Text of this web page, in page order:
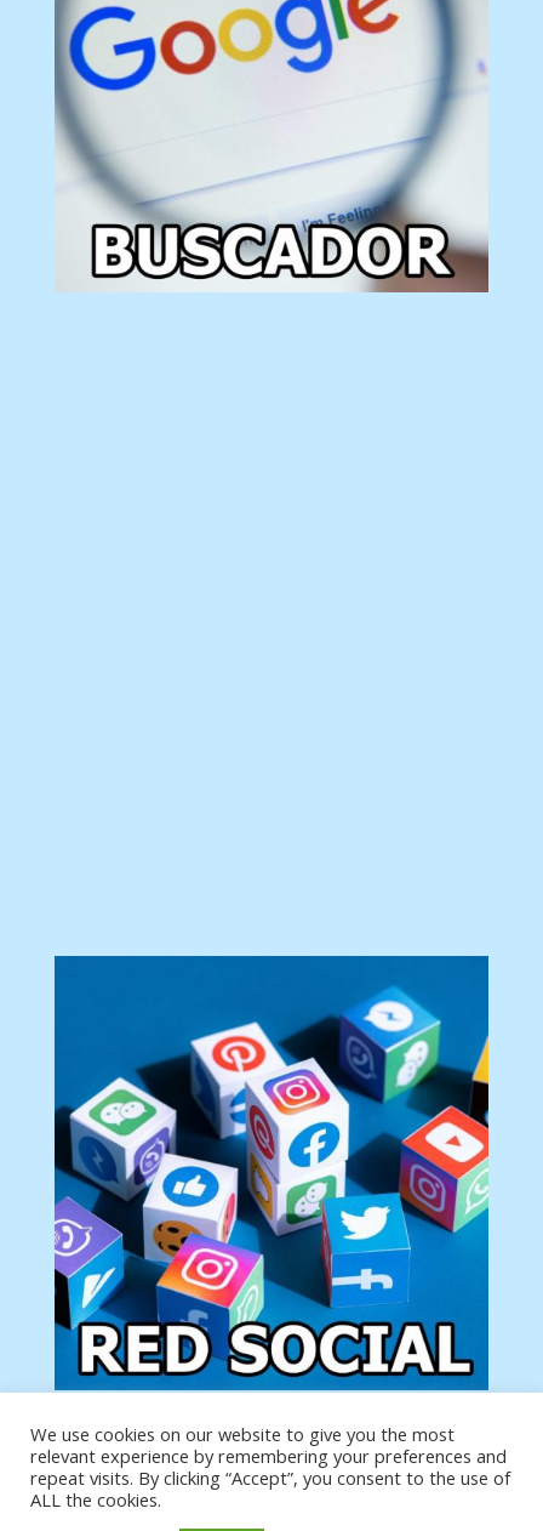
Tu anuncio va aquí
Podemos poner tu anuncio aquí con un link de tu
producto o página
We use cookies on our website to give you the most
relevant experience by remembering your preferences and
repeat visits. By clicking “Accept”, you consent to the use of
ALL the cookies.